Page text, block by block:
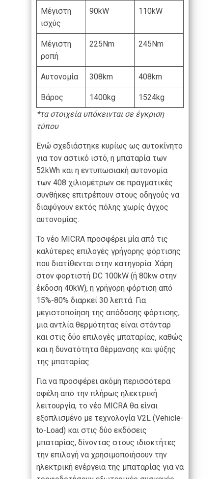
Μέγιστη
ισχύς
90kW 110kW
Μέγιστη
ροπή
225Nm 245Nm
Αυτονομία 308km 408km
Βάρος 1400kg
1524kg
*τα στοιχεία υπόκεινται σε έγκριση
τύπου
Ενώ σχεδιάστηκε κυρίως ως αυτοκίνητο
για τον αστικό ιστό, η μπαταρία των
52kWh και η εντυπωσιακή αυτονομία
των 408 χιλιομέτρων σε πραγματικές
συνθήκες επιτρέπουν στους οδηγούς να
διαφύγουν εκτός πόλης χωρίς άγχος
αυτονομίας.
Το νέο MICRA προσφέρει μία από τις
καλύτερες επιλογές γρήγορης φόρτισης
που διατίθενται στην κατηγορία. Χάρη
στον φορτιστή DC 100kW (ή 80kw στην
έκδοση 40kW), η γρήγορη φόρτιση από
15%-80% διαρκεί 30 λεπτά. Για
μεγιστοποίηση της απόδοσης φόρτισης,
μια αντλία θερμότητας είναι στάνταρ
και στις δύο επιλογές μπαταρίας, καθώς
και η δυνατότητα θέρμανσης και ψύξης
της μπαταρίας.
Για να προσφέρει ακόμη περισσότερα
οφέλη από την πλήρως ηλεκτρική
λειτουργία, το νέο MICRA θα είναι
εξοπλισμένο με τεχνολογία V2L (Vehicle-
to-Load) και στις δύο εκδόσεις
μπαταρίας, δίνοντας στους ιδιοκτήτες
την επιλογή να χρησιμοποιήσουν την
ηλεκτρική ενέργεια της μπαταρίας για να